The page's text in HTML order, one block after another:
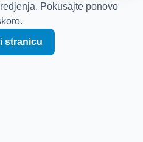
Pokusajte ponovo
stranicu